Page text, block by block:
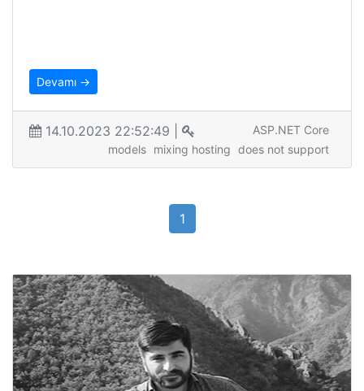
Devamı →
14.10.2023 22:52:49 |
ASP.NET Core
does not support
mixing hosting
models
1